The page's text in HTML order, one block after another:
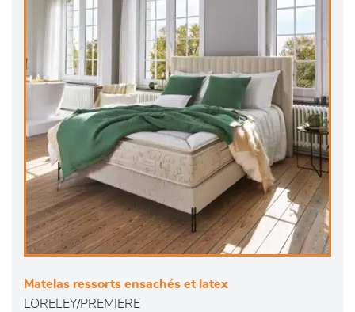
Matelas ressorts ensachés et latex
LORELEY/PREMIERE